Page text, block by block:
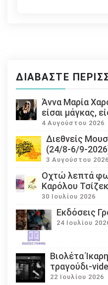
ΔΙΑΒΆΣΤΕ
Άννα Μαρία
είσαι μάγκας,
4 Αυγούστου 2026
Διεθνείς
(24/8-6/9-
3 Αυγούστου 2026
Οχτώ λεπτά
Καρόλου
30 Ιουλίου 2026
Εκδόσεις
24 Ιουλίου
Βιολέτα
τραγούδι-
22 Ιουλίου 2026